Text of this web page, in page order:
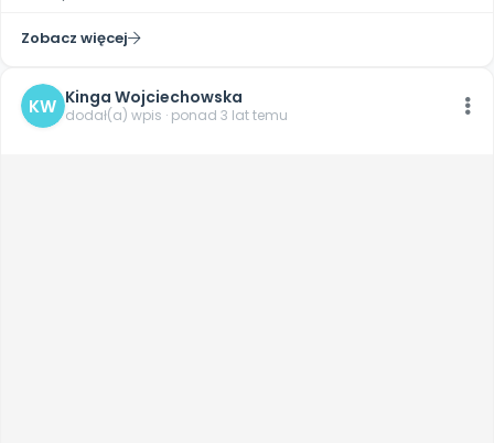
Zobacz więcej
KW Kinga Wojciechowska
dodał(a) wpis · ponad 3 lat temu